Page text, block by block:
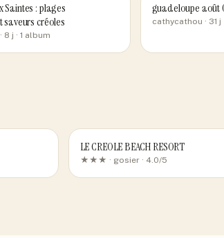
Saintes : plages
créoles
· 8 j · 1 album
guadeloupe août
cathycathou · 31 j
LE CREOLE BEACH RESORT
★★★ · gosier· 4.0/5